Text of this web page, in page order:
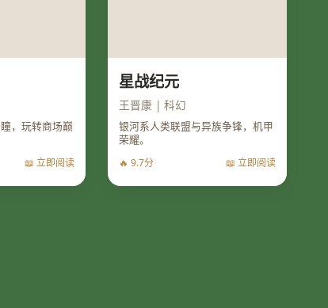
，玩转商场巅
📖 立即阅读
星战纪元
王晋康 | 科幻
银河系人类联盟与异族争锋，机甲
荣耀。
🔥 9.7分 📖 立即阅读